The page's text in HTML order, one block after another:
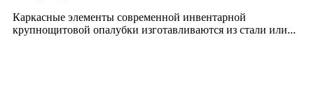
Каркасные элементы современной инвентарной
крупнощитовой опалубки изготавливаются из стали или...